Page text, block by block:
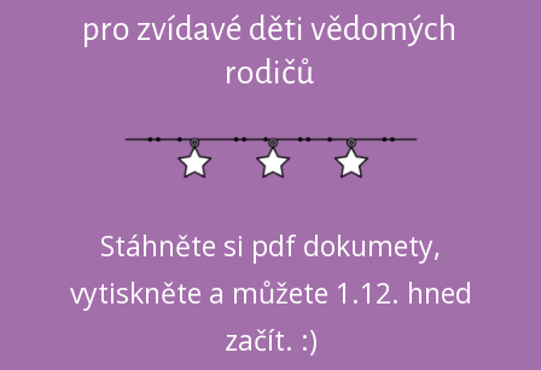
pro zvídavé děti vědomých
rodičů
Stáhněte si pdf dokumety,
vytiskněte a můžete 1.12. hned
začít. :)